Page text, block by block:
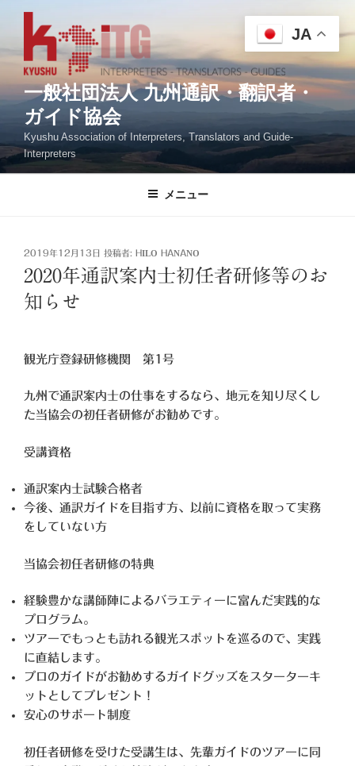
テ
ツ
へ
キ
ッ
一般社団法人 九州通訳・翻訳者・
ガイド協会
Kyushu Association of Interpreters, Translators and Guide-
Interpreters
メニュー
投
稿
日:
2019年12月13日 投稿者: HILO HANANO
2020年通訳案内士初任者研修等のお
知らせ
観光庁登録研修機関 第1号
九州で通訳案内士の仕事をするなら、地元を知り尽くし
た当協会の初任者研修がお勧めです。
受講資格
通訳案内士試験合格者
今後、通訳ガイドを目指す方、以前に資格を取って実務
をしていない方
当協会初任者研修の特典
経験豊かな講師陣によるバラエティーに富んだ実践的な
プログラム。
ツアーでもっとも訪れる観光スポットを巡るので、実践
に直結します。
プロのガイドがお勧めするガイドグッズをスターターキ
ットとしてプレゼント！
安心のサポート制度
初任者研修を受けた受講生は、先輩ガイドのツアーに同
JA